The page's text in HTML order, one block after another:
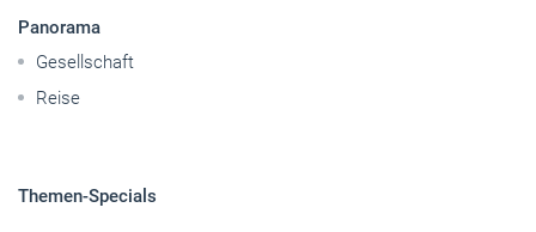
Panorama
Gesellschaft
Reise
Themen-Specials